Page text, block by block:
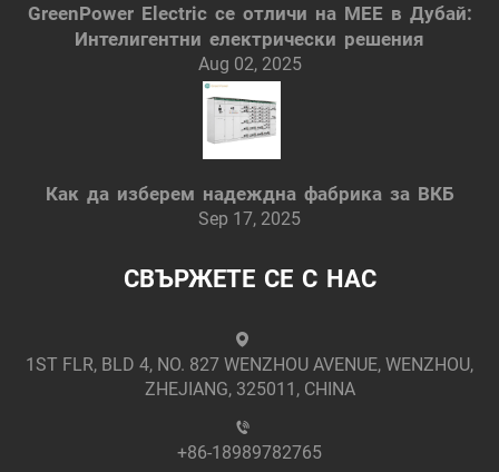
GreenPower Electric се отличи на MEE в Дубай:
Интелигентни електрически решения
Aug 02, 2025
Как да изберем надеждна фабрика за ВКБ
Sep 17, 2025
СВЪРЖЕТЕ СЕ С НАС
1ST FLR, BLD 4, NO. 827 WENZHOU AVENUE, WENZHOU,
ZHEJIANG, 325011, CHINA
+86-18989782765